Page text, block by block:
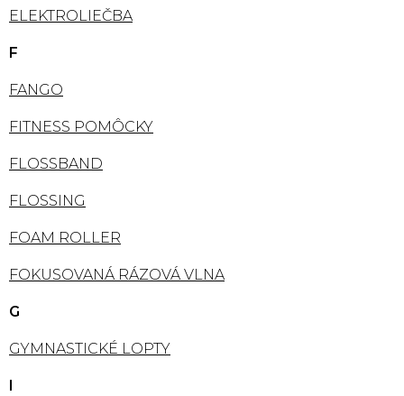
ELEKTROLIEČBA
F
FANGO
FITNESS POMÔCKY
FLOSSBAND
FLOSSING
FOAM ROLLER
FOKUSOVANÁ RÁZOVÁ VLNA
G
GYMNASTICKÉ LOPTY
I